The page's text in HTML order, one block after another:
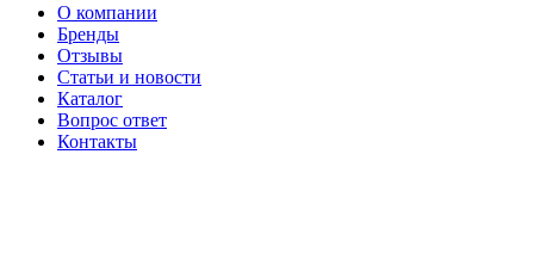
О компании
Бренды
Отзывы
Статьи и новости
Каталог
Вопрос ответ
Контакты